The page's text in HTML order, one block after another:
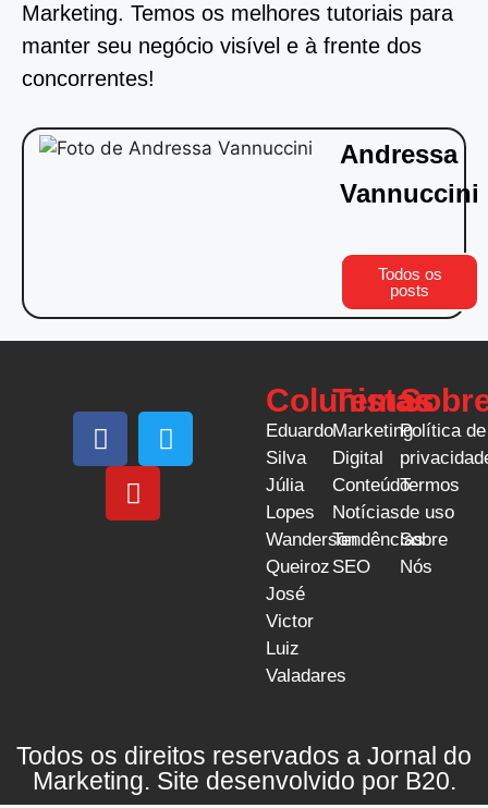
Marketing. Temos os melhores tutoriais para
manter seu negócio visível e à frente dos
concorrentes!
Andressa
Vannuccini
Todos os
posts
Colunistas
Eduardo
Silva
Júlia
Lopes
Wanderson
Queiroz
José
Victor
Luiz
Valadares
Temas
Marketing
Digital
Conteúdo
Notícias
Tendências
SEO
Política de
Termos
de uso
Sobre
Nós
Todos os direitos reservados a Jornal do
Marketing. Site desenvolvido por B20.